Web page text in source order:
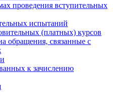
проведения вступительных
испытаний
(платных) курсов
обращения, связанные с
к зачислению